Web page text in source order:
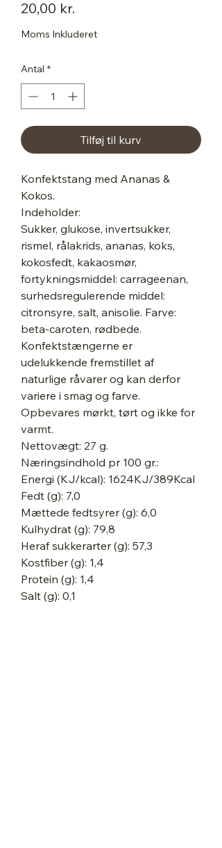
20,00 kr.
Moms Inkluderet
Antal *
Tilføj til kurv
Konfektstang med Ananas &
Kokos.
Indeholder:
Sukker, glukose, invertsukker,
rismel, rålakrids, ananas, koks,
kokosfedt, kakaosmør,
fortykningsmiddel: carrageenan,
surhedsregulerende middel:
citronsyre, salt, anisolie. Farve:
beta-caroten, rødbede.
Konfektstængerne er
udelukkende fremstillet af
naturlige råvarer og kan derfor
variere i smag og farve.
Opbevares mørkt, tørt og ikke for
varmt.
Nettovægt: 27 g.
Næringsindhold pr 100 gr.:
Energi (KJ/kcal): 1624KJ/389Kcal
Fedt (g): 7,0
Mættede fedtsyrer (g): 6,0
Kulhydrat (g): 79,8
Heraf sukkerarter (g): 57,3
Kostfiber (g): 1,4
Protein (g): 1,4
Salt (g): 0,1